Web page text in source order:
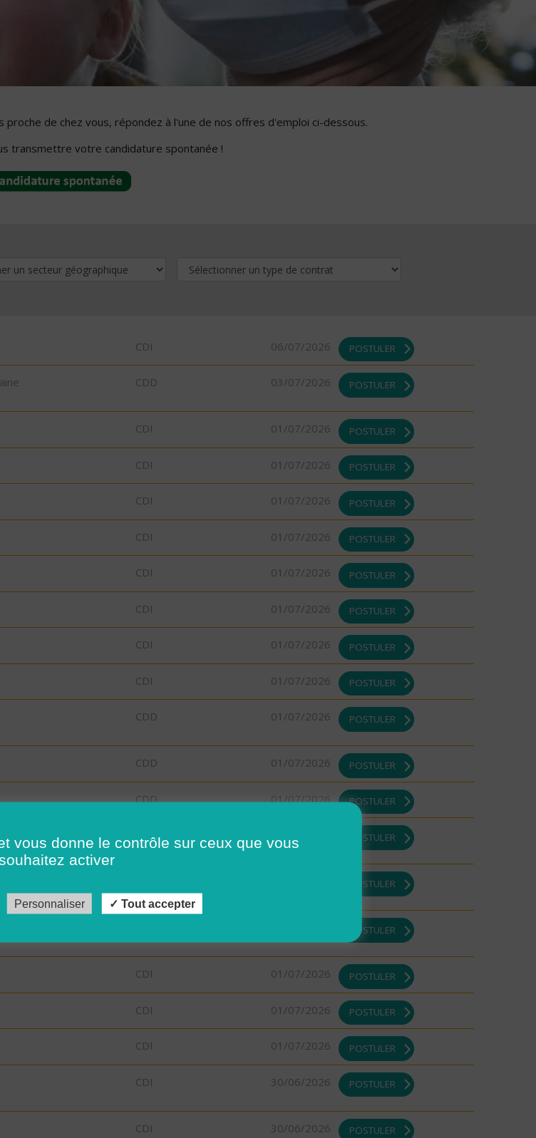
de chez vous, répondez à l'une de nos offres d'emploi ci-dessous.
transmettre votre candidature spontanée !
CDI 06/07/2026 POSTULER
CDD 03/07/2026 POSTULER
CDI 01/07/2026 POSTULER
CDI 01/07/2026 POSTULER
CDI 01/07/2026 POSTULER
CDI 01/07/2026 POSTULER
CDI 01/07/2026 POSTULER
CDI 01/07/2026 POSTULER
CDI 01/07/2026 POSTULER
CDI 01/07/2026 POSTULER
CDD 01/07/2026 POSTULER
CDD 01/07/2026 POSTULER
CDD 01/07/2026 POSTULER
CONTRAT DE
PROFESSIONALISATION
POSTULER
POSTULER
POSTULER
CDI 01/07/2026 POSTULER
CDI 01/07/2026 POSTULER
CDI 01/07/2026 POSTULER
CDI 30/06/2026 POSTULER
CDI 30/06/2026 POSTULER
vous donne le contrôle sur ceux que vous
activer
Personnaliser Tout accepter